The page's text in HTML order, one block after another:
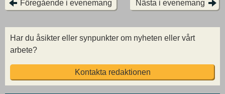
Föregående i evenemang Nästa i evenemang
Har du åsikter eller synpunkter om nyheten eller vårt
arbete?
Kontakta redaktionen